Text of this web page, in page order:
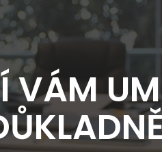
VÁM